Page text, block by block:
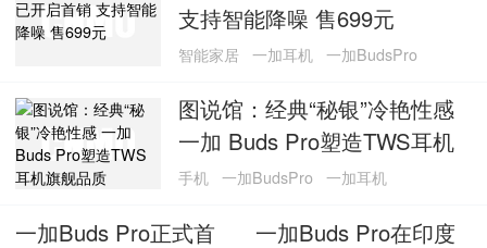
支持智能降噪 售699元
智能家居 一加耳机 一加BudsPro
图说馆：经典“秘银”冷艳性感
一加 Buds Pro塑造TWS耳机
旗舰品质
手机 一加BudsPro 一加耳机
一加Buds Pro正式首
一加Buds Pro在印度